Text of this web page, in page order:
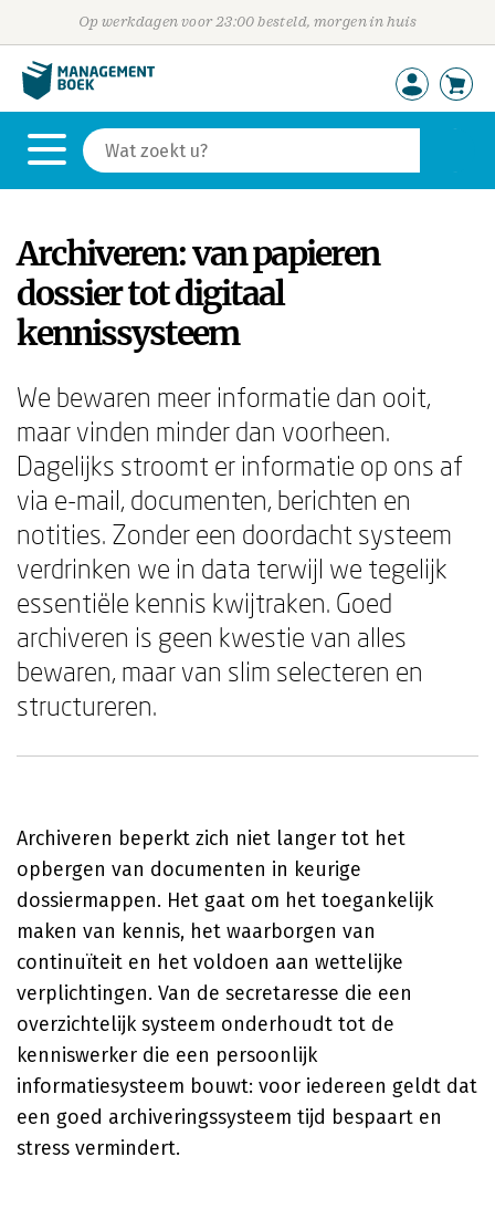
Op werkdagen voor 23:00 besteld, morgen in huis
Archiveren: van papieren
dossier tot digitaal
kennissysteem
We bewaren meer informatie dan ooit,
maar vinden minder dan voorheen.
Dagelijks stroomt er informatie op ons af
via e-mail, documenten, berichten en
notities. Zonder een doordacht systeem
verdrinken we in data terwijl we tegelijk
essentiële kennis kwijtraken. Goed
archiveren is geen kwestie van alles
bewaren, maar van slim selecteren en
structureren.
Archiveren beperkt zich niet langer tot het
opbergen van documenten in keurige
dossiermappen. Het gaat om het toegankelijk
maken van kennis, het waarborgen van
continuïteit en het voldoen aan wettelijke
verplichtingen. Van de secretaresse die een
overzichtelijk systeem onderhoudt tot de
kenniswerker die een persoonlijk
informatiesysteem bouwt: voor iedereen geldt dat
een goed archiveringssysteem tijd bespaart en
stress vermindert.